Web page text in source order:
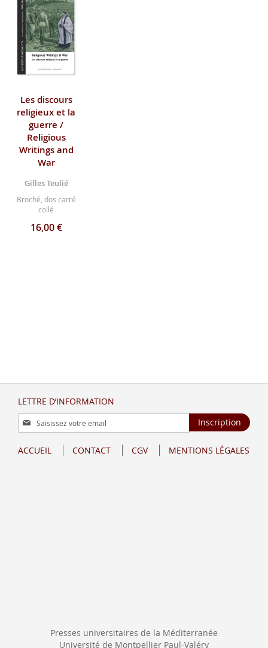
Les discours
religieux et la
guerre /
Religious
Writings and
War
Gilles Teulié
Broché, dos carré
collé
16,00 €
LETTRE D’INFORMATION
Inscription
à
lettre
Inscription
ACCUEIL CONTACT CGV MENTIONS LÉGALES
Presses universitaires de la Méditerranée
Université de Montpellier Paul-Valéry